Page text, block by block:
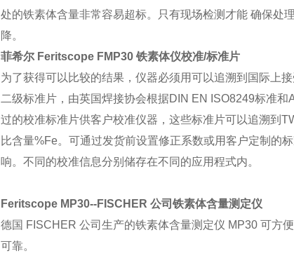
处的铁素体含量非常容易超标。只有现场检测才能 确保处
降。
菲希尔 Feritscope FMP30 铁素体仪校准/标准片
为了获得可以比较的结果，仪器必须用可以追溯到国际上
二级标准片，由英国焊接协会根据DIN EN ISO8249标准
过的校准标准片供客户校准仪器，这些标准片可以追溯到
比含量%Fe。可通过发货前设置修正系数或用客户定制的
响。不同的校准信息分别储存在不同的应用程式内。
Feritscope MP30--FISCHER 公司铁素体含量测定仪
德国 FISCHER 公司生产的铁素体含量测定仪 MP30 可方
可靠。